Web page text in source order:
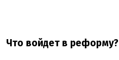
Что войдет в реформу?